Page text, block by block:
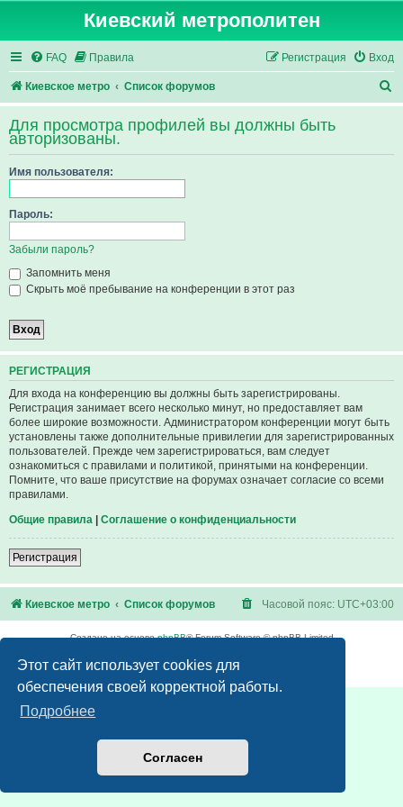
Этот сайт использует cookies для
обеспечения своей корректной работы.
Подробнее
Согласен
Киевский метрополитен
FAQ Правила Вход
Регистрация
Киевское метро Список форумов
о
с
Для просмотра профилей вы должны быть
авторизованы.
Имя пользователя:
Пароль:
Забыли пароль?
Запомнить меня
Скрыть моё пребывание на конференции в этот раз
РЕГИСТРАЦИЯ
Для входа на конференцию вы должны быть зарегистрированы.
Регистрация занимает всего несколько минут, но предоставляет вам
более широкие возможности. Администратором конференции могут быть
установлены также дополнительные привилегии для зарегистрированных
пользователей. Прежде чем зарегистрироваться, вам следует
ознакомиться с правилами и политикой, принятыми на конференции.
Помните, что ваше присутствие на форумах означает согласие со всеми
правилами.
Общие правила Соглашение о конфиденциальности
Регистрация
Киевское метро Список форумов Часовой пояс: UTC+03:00
Создано на основеphpBB® Forum Software © phpBB Limited
Конфиденциальность|Правила